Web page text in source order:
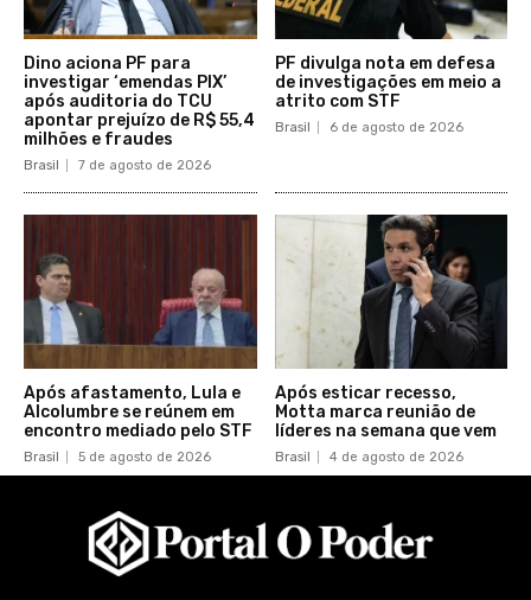
Dino aciona PF para
investigar ‘emendas PIX’
após auditoria do TCU
apontar prejuízo de R$ 55,4
milhões e fraudes
Brasil 7 de agosto de 2026
PF divulga nota em defesa
de investigações em meio a
atrito com STF
Brasil 6 de agosto de 2026
Após afastamento, Lula e
Alcolumbre se reúnem em
encontro mediado pelo STF
Brasil 5 de agosto de 2026
Após esticar recesso,
Motta marca reunião de
líderes na semana que vem
Brasil 4 de agosto de 2026